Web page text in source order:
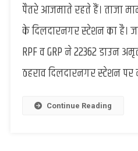
एक्सप्रेस
बरामद
हुई
शराब,
ले
पैतरे आजमाते रहते हैं। ताजा
के दिलदारनगर स्टेशन का है।
RPF व GRP ने 22362 डाउन
ठहराव दिलदारनगर स्टेशन पर
Continue Reading